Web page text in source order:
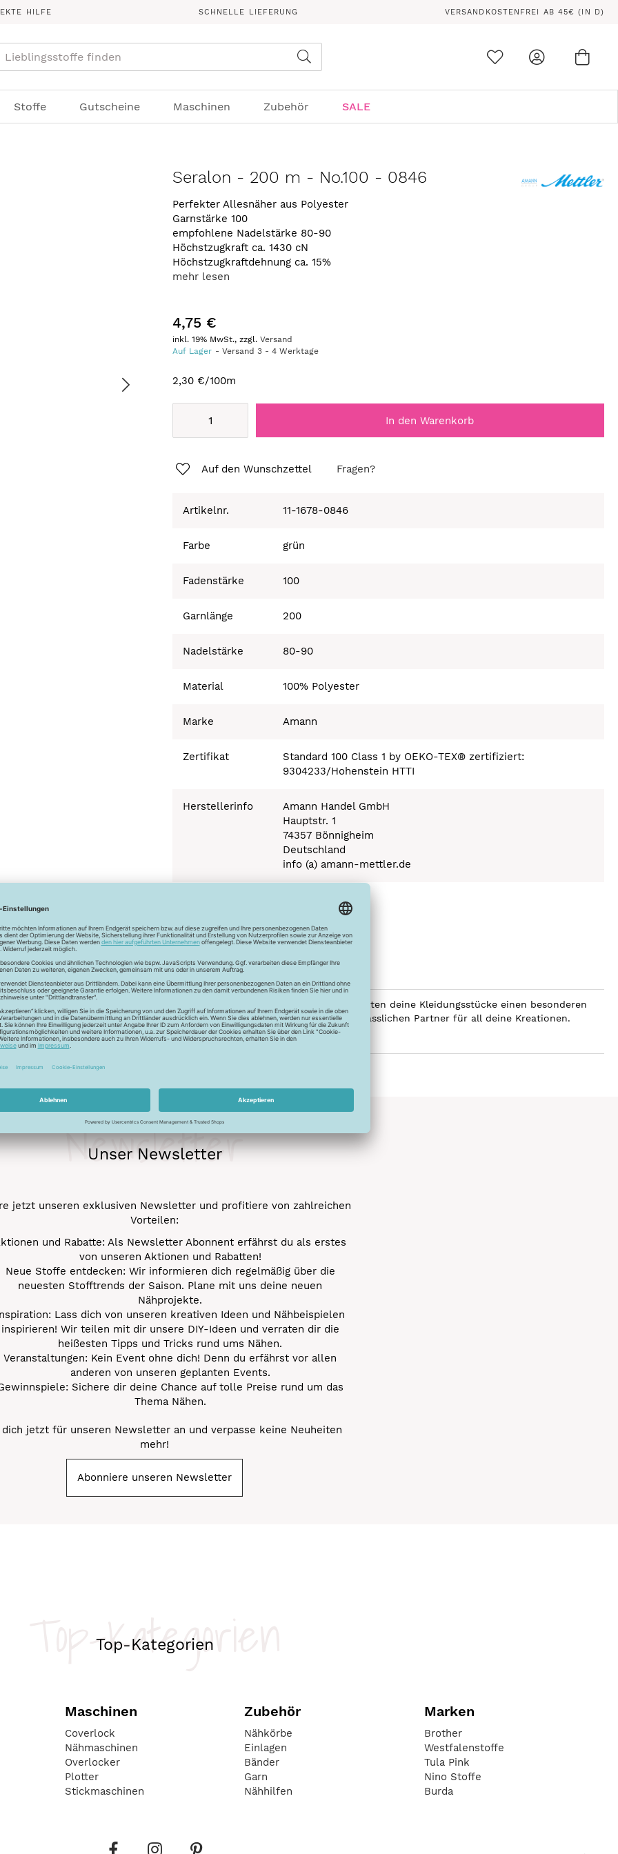
HILFE SCHNELLE LIEFERUNG VERSANDKOSTENFREI AB 45€ (IN D)
Stoffe Gutscheine Maschinen Zubehör SALE
Seralon - 200 m - No.100 - 0846
Perfekter Allesnäher aus Polyester
Garnstärke 100
empfohlene Nadelstärke 80-90
Höchstzugkraft ca. 1430 cN
Höchstzugkraftdehnung ca. 15%
mehr lesen
4,75 €
inkl. 19% MwSt., zzgl.Versand
Auf Lager
Versand3 -4 Werktage
2,30 €/100m
In den Warenkorb
Auf den Wunschzettel Fragen?
Artikelnr. 11-1678-0846
Farbe grün
Fadenstärke 100
Garnlänge 200
Nadelstärke 80-90
Material 100% Polyester
Marke Amann
Zertifikat
Standard 100 Class 1 by OEKO-TEX® zertifiziert:
9304233/Hohenstein HTTI
Herstellerinfo
Amann Handel GmbH
Hauptstr. 1
74357 Bönnigheim
Deutschland
info (a) amann-mettler.de
Seide - Kleider machen Leute. Mit dem Universalfaden SERALON erhalten deine Kleidungsstücke einen besonderen
und die idealen Gleiteigenschaftten machen den Allesnäher zum verlässlichen Partner für all deine Kreationen.
werden.
Unser Newsletter
Newsletter
jetzt unseren exklusiven Newsletter und profitiere von zahlreichen
Vorteilen:
und Rabatte: Als Newsletter Abonnent erfährst du als erstes
von unseren Aktionen und Rabatten!
Neue Stoffe entdecken: Wir informieren dich regelmäßig über die
neuesten Stofftrends der Saison. Plane mit uns deine neuen
Nähprojekte.
Lass dich von unseren kreativen Ideen und Nähbeispielen
inspirieren! Wir teilen mit dir unsere DIY-Ideen und verraten dir die
heißesten Tipps und Tricks rund ums Nähen.
Veranstaltungen: Kein Event ohne dich! Denn du erfährst vor allen
anderen von unseren geplanten Events.
Sichere dir deine Chance auf tolle Preise rund um das
Thema Nähen.
dich jetzt für unseren Newsletter an und verpasse keine Neuheiten
mehr!
Abonniere unseren Newsletter
Top-Kategorien
Top-Kategorien
Maschinen
Coverlock
Nähmaschinen
Overlocker
Plotter
Stickmaschinen
Zubehör
Nähkörbe
Einlagen
Bänder
Garn
Nähhilfen
Marken
Brother
Westfalenstoffe
Tula Pink
Nino Stoffe
Burda